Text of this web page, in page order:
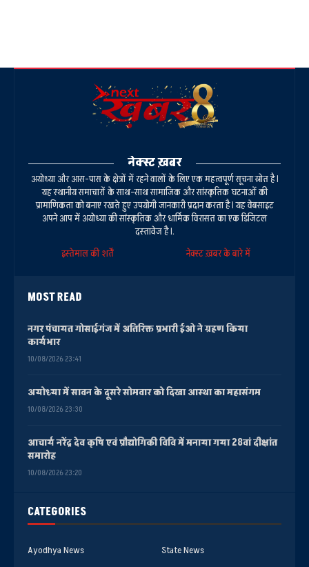
CATEGORIES
Ayodhya News State News
नेक्स्ट ख़बर
अयोध्या और आस-पास के क्षेत्रों में रहने वालों के लिए एक महत्वपूर्ण सूचना स्रोत है।
यह स्थानीय समाचारों के साथ-साथ सामाजिक और सांस्कृतिक घटनाओं की
प्रामाणिकता को बनाए रखते हुए उपयोगी जानकारी प्रदान करता है। यह वेबसाइट
अपने आप में अयोध्या की सांस्कृतिक और धार्मिक विरासत का एक डिजिटल
दस्तावेज है।.
इस्तेमाल की शर्तें
नेक्स्ट ख़बर के बारे में
MOST READ
नगर पंचायत गोसाईगंज में अतिरिक्त प्रभारी ईओ ने ग्रहण किया
कार्यभार
10/08/2026 23:41
अयोध्या में सावन के दूसरे सोमवार को दिखा आस्था का महासंगम
10/08/2026 23:30
आचार्य नरेंद्र देव कृषि एवं प्रौद्योगिकी विवि में मनाया गया 28वां दीक्षांत
समारोह
10/08/2026 23:20